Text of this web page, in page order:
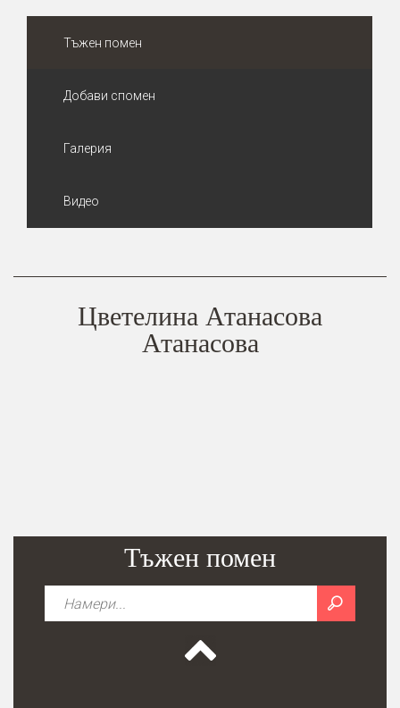
Тъжен помен
Добави спомен
Галерия
Видео
Цветелина Атанасова
Атанасова
Тъжен помен